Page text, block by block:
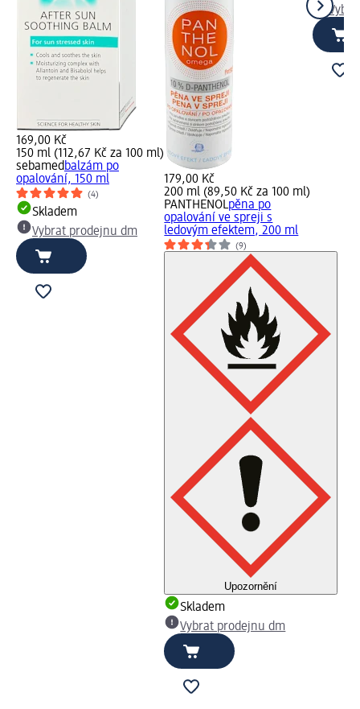
169,00 Kč
150 ml (112,67 Kč za 100 ml)
sebamedbalzám po
opalování, 150 ml
(4)
Skladem
Vybrat prodejnu dm
179,00 Kč
200 ml (89,50 Kč za 100 ml)
PANTHENOLpěna po
opalování ve spreji s
ledovým efektem, 200 ml
(9)
Upozornění
Skladem
Vybrat prodejnu dm